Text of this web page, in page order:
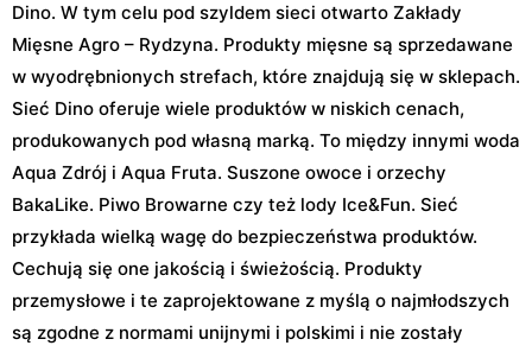
Dino. W tym celu pod szyldem sieci otwarto Zakłady
Mięsne Agro – Rydzyna. Produkty mięsne są sprzedawane
w wyodrębnionych strefach, które znajdują się w sklepach.
Sieć Dino oferuje wiele produktów w niskich cenach,
produkowanych pod własną marką. To między innymi woda
Aqua Zdrój i Aqua Fruta. Suszone owoce i orzechy
BakaLike. Piwo Browarne czy też lody Ice&Fun. Sieć
przykłada wielką wagę do bezpieczeństwa produktów.
Cechują się one jakością i świeżością. Produkty
przemysłowe i te zaprojektowane z myślą o najmłodszych
są zgodne z normami unijnymi i polskimi i nie zostały